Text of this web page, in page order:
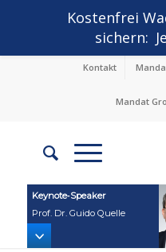
Kontakt
Mandat
Keynote‑Speaker
Prof. Dr. Guido Quelle
Kostenfrei
sichern: